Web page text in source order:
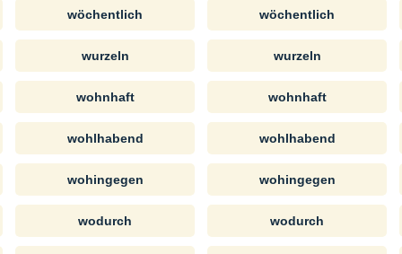
wöchentlich
wurzeln
wohnhaft
wohlhabend
wohingegen
wodurch
wöchentlich
wurzeln
wohnhaft
wohlhabend
wohingegen
wodurch